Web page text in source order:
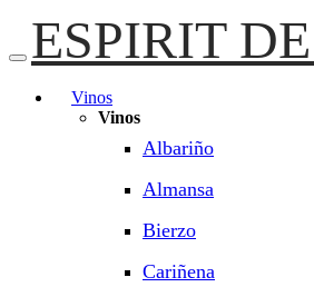
ESPIRIT
Vinos
Vinos
Albariño
Almansa
Bierzo
Cariñena